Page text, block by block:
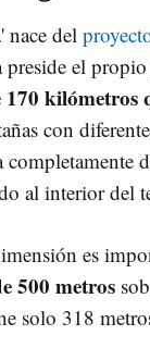
nace del
el
170 kilómetros
con
completamente
al interior del
es
500 metros
solo 318